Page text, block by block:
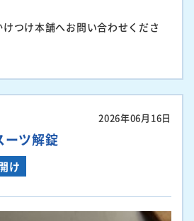
つけ本舗へお問い合わせくださ
2026年06月16日
ツ解錠
け